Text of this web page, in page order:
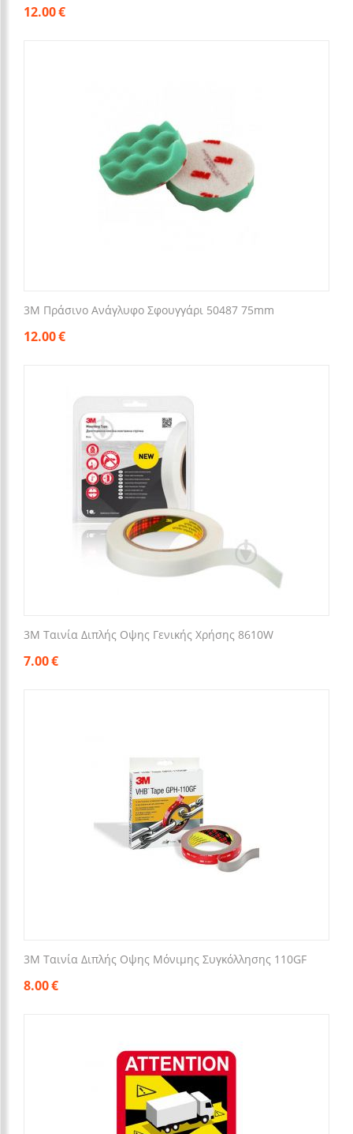
12.00€
3M Πράσινο Ανάγλυφο Σφουγγάρι 50487 75mm
12.00€
3M Ταινία Διπλής Οψης Γενικής Χρήσης 8610W
7.00€
3M Ταινία Διπλής Οψης Μόνιμης Συγκόλλησης 110GF
8.00€